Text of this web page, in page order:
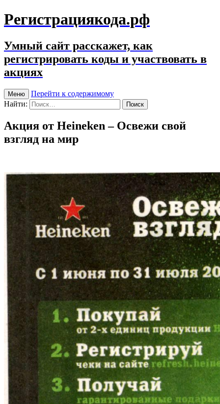
Регистрациякода.рф
Умный сайт расскажет, как
регистрировать коды и участвовать в
акциях
Меню
Перейти к содержимому
Найти:
Акция от Heineken – Освежи свой
взгляд на мир